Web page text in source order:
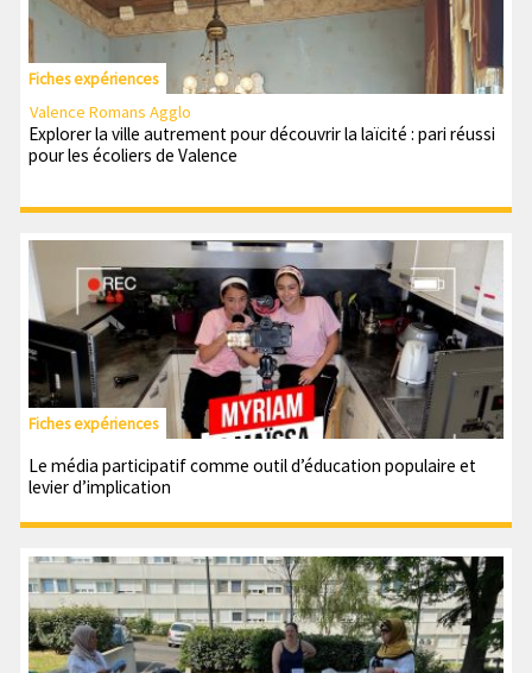
Fiches expériences
Valence Romans Agglo
Explorer la ville autrement pour découvrir la laïcité : pari réussi
pour les écoliers de Valence
Fiches expériences
Le média participatif comme outil d’éducation populaire et
levier d’implication